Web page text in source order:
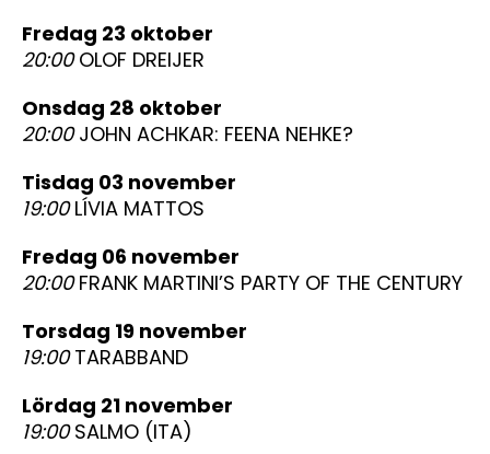
fredag 23 oktober
20:00OLOF DREIJER
onsdag 28 oktober
20:00JOHN ACHKAR: FEENA NEHKE?
tisdag 03 november
19:00LÍVIA MATTOS
fredag 06 november
20:00FRANK MARTINI’S PARTY OF THE CENTURY
torsdag 19 november
19:00TARABBAND
lördag 21 november
19:00SALMO (ITA)